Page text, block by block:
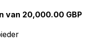
van 20,000.00 GBP